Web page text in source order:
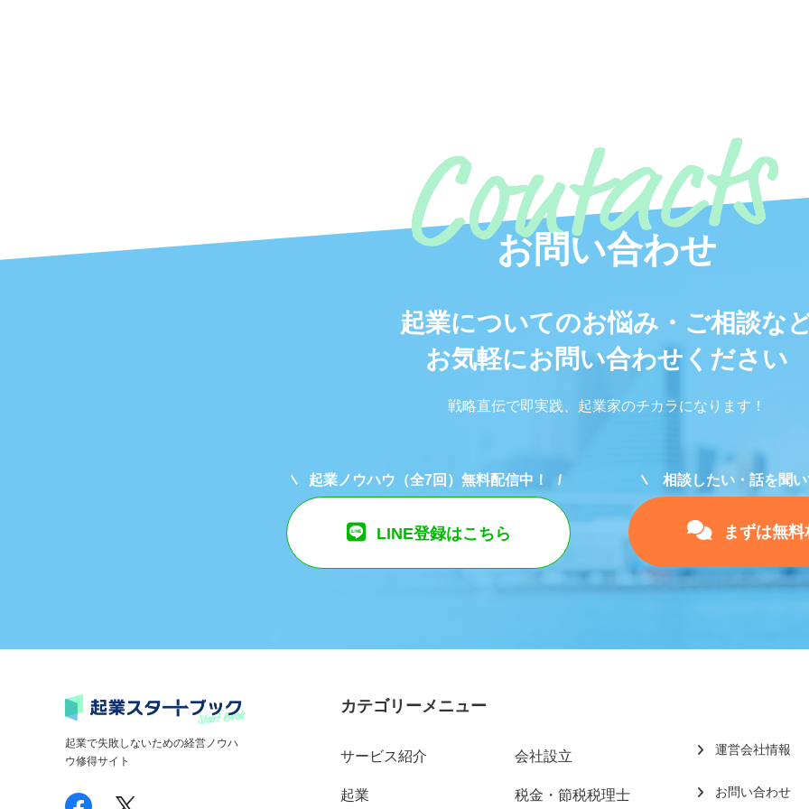
お問い合わせ
起業についてのお悩み・ご相談な
お気軽にお問い合わせください
戦略直伝で即実践、起業家のチカラになります！
起業ノウハウ（全7回）無料配信中！
LINE登録はこちら
相談したい・話を聞
まずは無
起業で失敗しないための経営ノウハ
ウ修得サイト
カテゴリーメニュー
サービス紹介
起業
会社設立
税金・節税税理士
運営会社情報
お問い合わせ